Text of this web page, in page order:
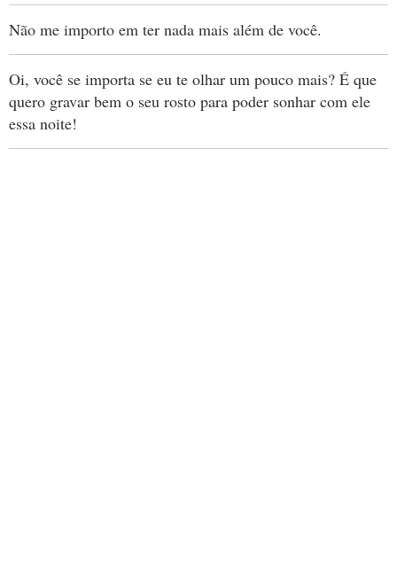
Não me importo em ter nada mais além de você.
Oi, você se importa se eu te olhar um pouco mais? É que
quero gravar bem o seu rosto para poder sonhar com ele
essa noite!